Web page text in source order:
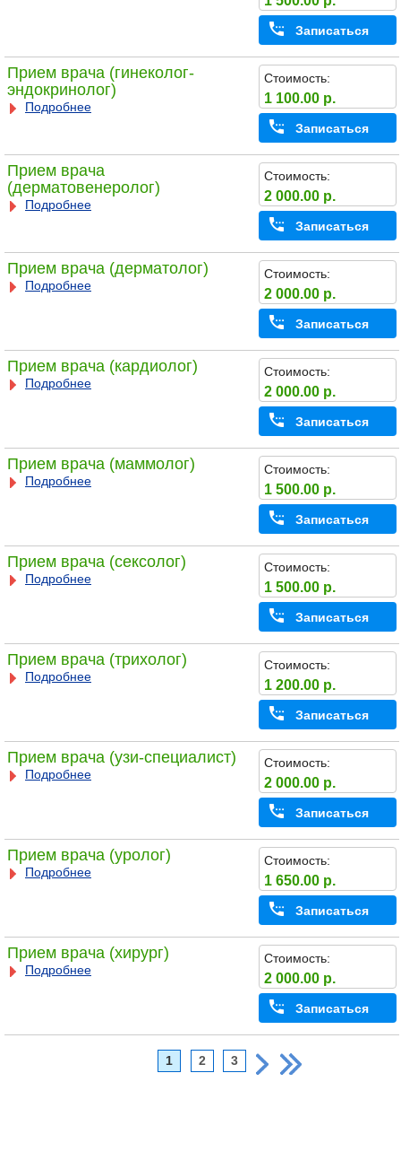
Записаться
Прием врача (гинеколог-
эндокринолог)
Подробнее
Стоимость:
1 100.00 р.
Записаться
Прием врача
(дерматовенеролог)
Подробнее
Стоимость:
2 000.00 р.
Записаться
Прием врача (дерматолог)
Подробнее
Стоимость:
2 000.00 р.
Записаться
Прием врача (кардиолог)
Подробнее
Стоимость:
2 000.00 р.
Записаться
Прием врача (маммолог)
Подробнее
Стоимость:
1 500.00 р.
Записаться
Прием врача (сексолог)
Подробнее
Стоимость:
1 500.00 р.
Записаться
Прием врача (трихолог)
Подробнее
Стоимость:
1 200.00 р.
Записаться
Прием врача (узи-специалист)
Подробнее
Стоимость:
2 000.00 р.
Записаться
Прием врача (уролог)
Подробнее
Стоимость:
1 650.00 р.
Записаться
Прием врача (хирург)
Подробнее
Стоимость:
2 000.00 р.
Записаться
1 2 3